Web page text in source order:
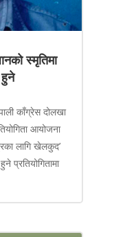
स्मृतिमा
हुने
काँग्रेस दोलखा
आयोजना
लागि खेलकुद’
प्रतियोगितामा